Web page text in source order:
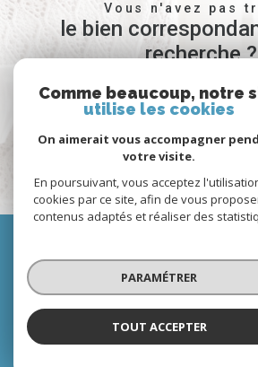
Vous n'avez pas
le bien
recherche ?
Créer une alerte email et recevez les biens
recherche dans votre boîte
créer l'alerte
© 2026 | Tous droits réservés | Traduction
Comme beaucoup, notre
utilise les cookies
On aimerait vous accompagner
votre visite.
En poursuivant, vous acceptez
cookies par ce site, afin de vous
contenus adaptés et réaliser des
PARAMÉTRER
TOUT ACCEPTER